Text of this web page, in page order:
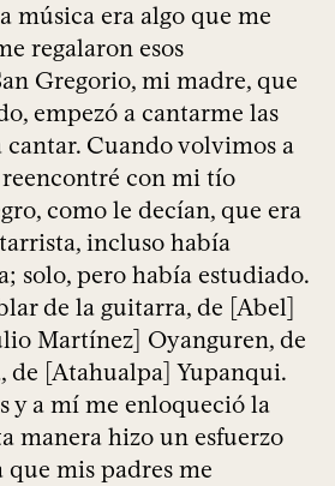
música era algo que me
regalaron esos
Gregorio, mi madre, que
empezó a cantarme las
cantar. Cuando volvimos a
con mi tío
como le decían, que era
incluso había
solo, pero había estudiado.
de la guitarra, de [Abel]
Martínez] Oyanguren, de
de [Atahualpa] Yupanqui.
y a mí me enloqueció la
manera hizo un esfuerzo
mis padres me